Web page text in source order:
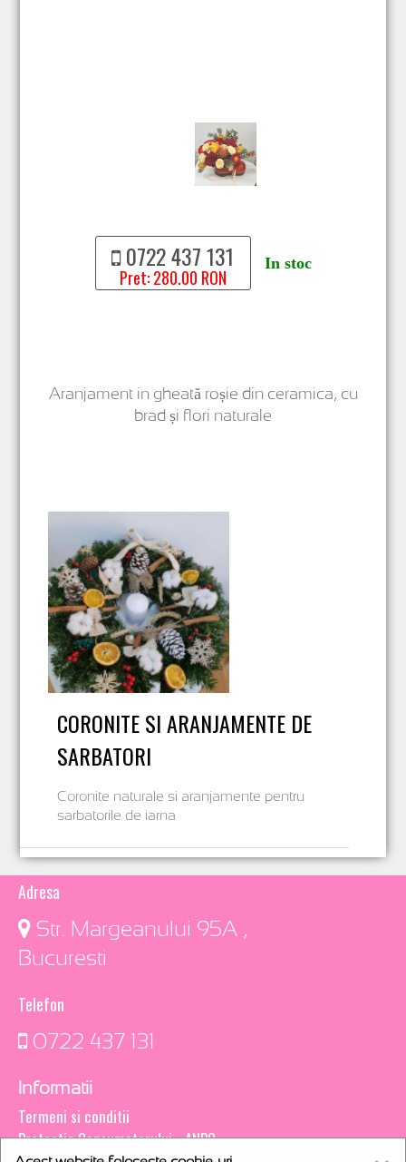
0722 437 131
Pret: 280.00 RON
In stoc
Aranjament in gheată roșie din ceramica, cu
brad și flori naturale
CORONITE SI ARANJAMENTE DE
SARBATORI
Coronite naturale si aranjamente pentru
sarbatorile de iarna
Adresa
​ Str. Margeanului 95A ,
Bucuresti
Telefon
0722 437 131
Informatii
Termeni si conditii
Protectia Consumatorului - ANPC